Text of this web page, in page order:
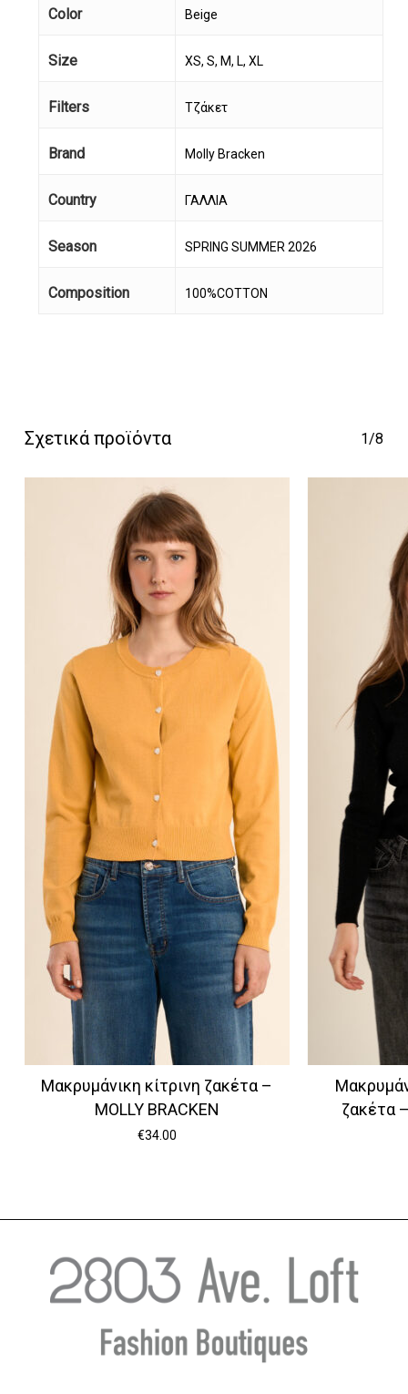
Κανένα προϊόν στο
καλάθι σας.
Color Beige
Size XS, S, M, L, XL
Filters Τζάκετ
Brand Molly Bracken
Country ΓΑΛΛΙΑ
Season SPRING SUMMER 2026
Composition 100%COTTON
Σχετικά προϊόντα 1/8
Μακρυμάνικη κίτρινη ζακέτα –
MOLLY BRACKEN
€34.00
ζακέτα